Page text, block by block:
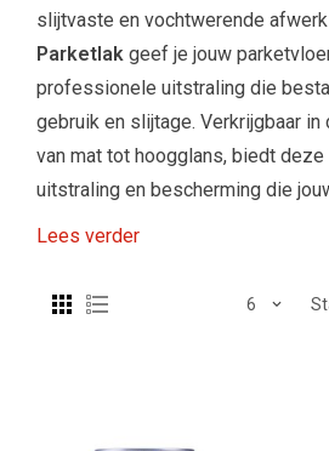
slijtvaste en vochtwerende
Parketlak geef je jouw
professionele uitstraling die
gebruik en slijtage. Verkrijgbaar
van mat tot hoogglans, biedt
uitstraling en bescherming die
Lees verder